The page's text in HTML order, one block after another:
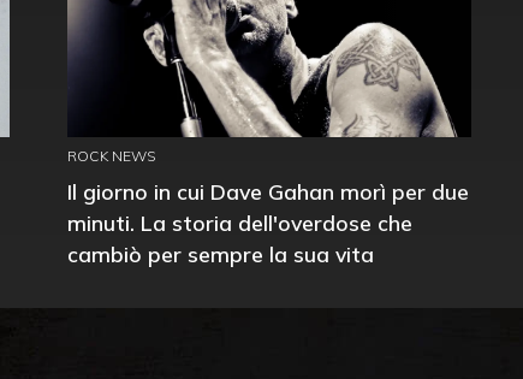
ROCK NEWS
Il giorno in cui Dave Gahan morì per due
minuti. La storia dell'overdose che
cambiò per sempre la sua vita